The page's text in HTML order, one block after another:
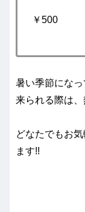
￥500
暑い季節にな
来られる際は
どなたでもお
ます!!